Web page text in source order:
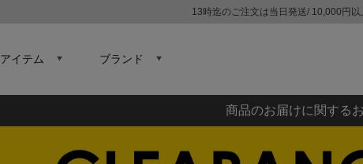
13時迄のご注文は当日発送/ 10,000円
アイテム ブランド
商品のお届けに関する